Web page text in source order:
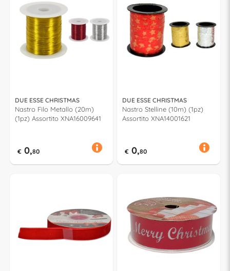
DUE ESSE CHRISTMAS
Nastro Filo Metallo (20m)
(1pz) Assortito XNA16009641
€ 0,80
DUE ESSE CHRISTMAS
Nastro Stelline (10m) (1pz)
Assortito XNA14001621
€ 0,80